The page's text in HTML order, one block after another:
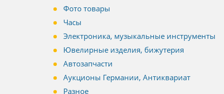
Фото товары
Часы
Электроника, музыкальные инструменты
Ювелирные изделия, бижутерия
Автозапчасти
Аукционы Германии, Антиквариат
Разное